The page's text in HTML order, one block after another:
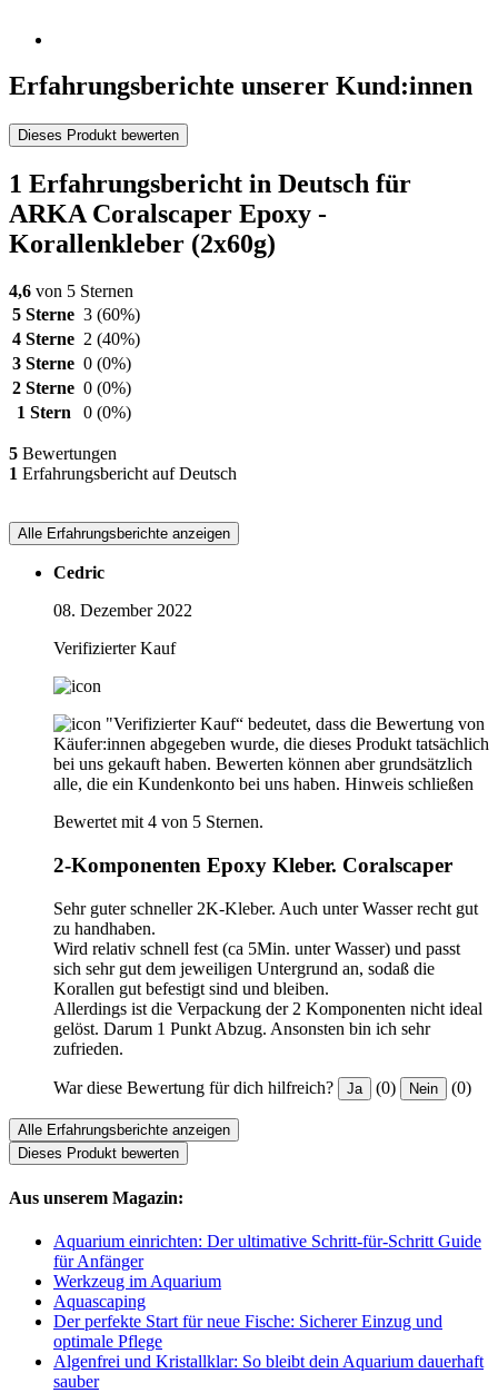
Erfahrungsberichte unserer Kund:innen
Dieses Produkt bewerten
1 Erfahrungsbericht in Deutsch für
ARKA Coralscaper Epoxy -
Korallenkleber (2x60g)
4,6 von 5 Sternen
5 Sterne 3 (60%)
4 Sterne 2 (40%)
3 Sterne 0 (0%)
2 Sterne 0 (0%)
1 Stern
0 (0%)
5 Bewertungen
1 Erfahrungsbericht auf Deutsch
Alle Erfahrungsberichte anzeigen
Cedric
08. Dezember 2022
Verifizierter Kauf
"Verifizierter Kauf“ bedeutet, dass die Bewertung von
Käufer:innen abgegeben wurde, die dieses Produkt tatsächlich
bei uns gekauft haben. Bewerten können aber grundsätzlich
alle, die ein Kundenkonto bei uns haben. Hinweis schließen
Bewertet mit 4 von 5 Sternen.
2-Komponenten Epoxy Kleber. Coralscaper
Sehr guter schneller 2K-Kleber. Auch unter Wasser recht gut
zu handhaben.
Wird relativ schnell fest (ca 5Min. unter Wasser) und passt
sich sehr gut dem jeweiligen Untergrund an, sodaß die
Korallen gut befestigt sind und bleiben.
Allerdings ist die Verpackung der 2 Komponenten nicht ideal
gelöst. Darum 1 Punkt Abzug. Ansonsten bin ich sehr
zufrieden.
War diese Bewertung für dich hilfreich? Ja (0) Nein (0)
Alle Erfahrungsberichte anzeigen
Dieses Produkt bewerten
Aus unserem Magazin:
Aquarium einrichten: Der ultimative Schritt-für-Schritt Guide
für Anfänger
Werkzeug im Aquarium
Aquascaping
Der perfekte Start für neue Fische: Sicherer Einzug und
optimale Pflege
Algenfrei und Kristallklar: So bleibt dein Aquarium dauerhaft
sauber